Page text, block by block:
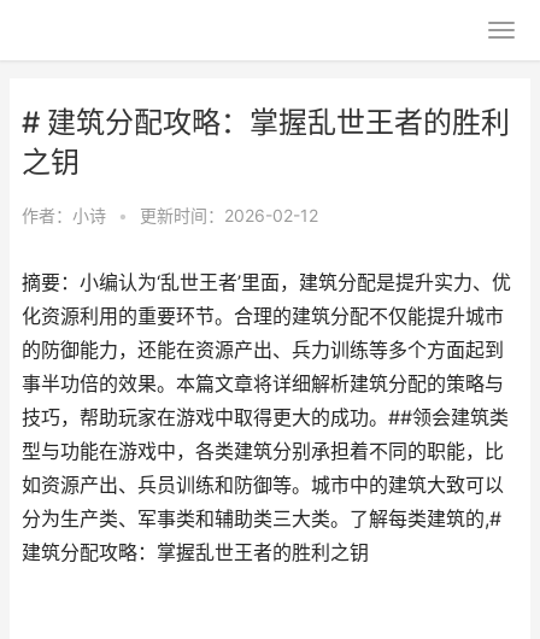
# 建筑分配攻略：掌握乱世王者的胜利
之钥
作者： 小诗 • 更新时间：2026-02-12
摘要：小编认为‘乱世王者’里面，建筑分配是提升实力、优
化资源利用的重要环节。合理的建筑分配不仅能提升城市
的防御能力，还能在资源产出、兵力训练等多个方面起到
事半功倍的效果。本篇文章将详细解析建筑分配的策略与
技巧，帮助玩家在游戏中取得更大的成功。##领会建筑类
型与功能在游戏中，各类建筑分别承担着不同的职能，比
如资源产出、兵员训练和防御等。城市中的建筑大致可以
分为生产类、军事类和辅助类三大类。了解每类建筑的,#
建筑分配攻略：掌握乱世王者的胜利之钥